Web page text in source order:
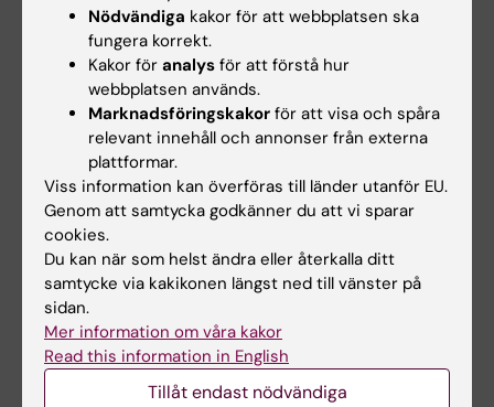
verksamhetsförlagda utbildningen.
Examination
Examination sker i form av tre
delexaminationer bestående av individuella
arbeten, seminarium och bedömning av
verksamhetsförlagd utbildning enligt
Bedömningsformulär för Verksamhetsförlagd
utbildning (BeVut).
Antalet examinationstillfällen regleras i avtalet.
Examinator kan med omedelbar verkan
Nödvändiga kakor för att webbplatsen ska
fungera korrekt.
Kakor för analys för att förstå hur
webbplatsen används.
Marknadsföringskakor för att visa och spåra
relevant innehåll och annonser från externa
plattformar.
Viss information kan överföras till länder utanför EU.
Genom att samtycka godkänner du att vi sparar
cookies.
Du kan när som helst ändra eller återkalla ditt
samtycke via kakikonen längst ned till vänster på
sidan.
Mer information om våra kakor
Read this information in English
Tillåt endast nödvändiga